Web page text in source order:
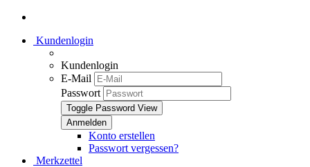
Kundenlogin
Kundenlogin
E-Mail
Passwort
Toggle Password View
Konto erstellen
Passwort vergessen?
Merkzettel